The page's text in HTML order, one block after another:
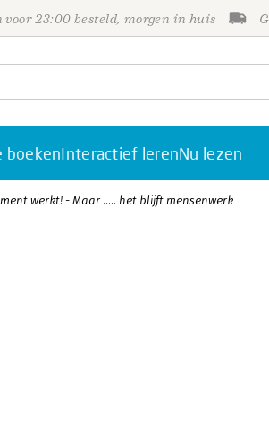
voor 23:00 besteld, morgen in huis
boekenInteractief lerenNu lezen
werkt! - Maar ..... het blijft mensenwerk